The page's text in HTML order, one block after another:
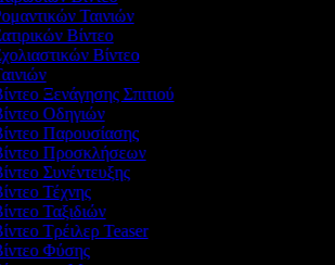
Ταινιών
Βίντεο
Βίντεο
Ξενάγησης Σπιτιού
Οδηγιών
Παρουσίασης
Προσκλήσεων
Συνέντευξης
Τέχνης
Ταξιδιών
Τρέιλερ Teaser
Φύσης